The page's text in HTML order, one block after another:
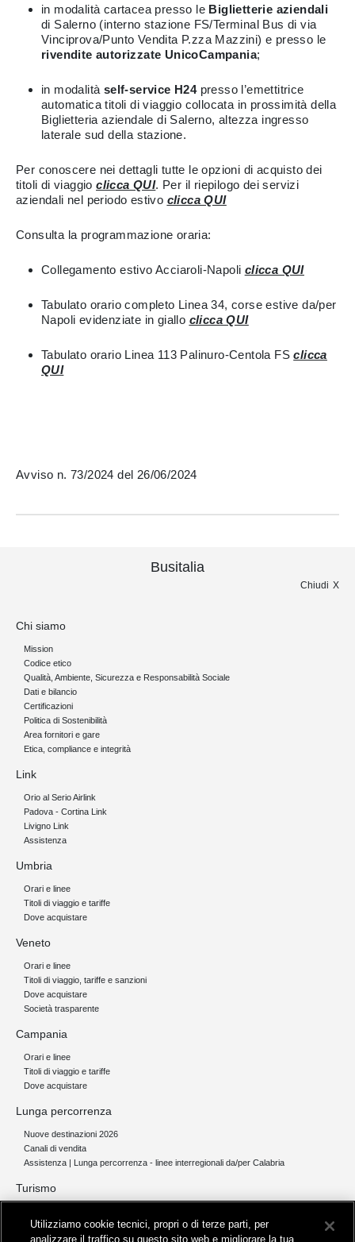
in modalità cartacea presso le Biglietterie aziendali
di Salerno (interno stazione FS/Terminal Bus di via
Vinciprova/Punto Vendita P.zza Mazzini) e presso le
rivendite autorizzate UnicoCampania;
in modalità self-service H24presso l’emettitrice
automatica titoli di viaggio collocata in prossimità della
Biglietteria aziendale di Salerno, altezza ingresso
laterale sud della stazione.
Per conoscere nei dettagli tutte le opzioni di acquisto dei
titoli di viaggioclicca QUI. Per il riepilogo dei servizi
aziendali nel periodo estivo clicca QUI
Consulta la programmazione oraria:
Collegamento estivo Acciaroli-Napoli clicca QUI
Tabulato orario completo Linea 34, corse estive da/per
Napoli evidenziate in giallo clicca QUI
Tabulato orario Linea 113 Palinuro-Centola FSclicca
QUI
Avviso n. 73/2024 del 26/06/2024
Busitalia
Chiudi
Chi siamo
Mission
Codice etico
Qualità, Ambiente, Sicurezza e Responsabilità Sociale
Dati e bilancio
Certificazioni
Politica di Sostenibilità
Area fornitori e gare
Etica, compliance e integrità
Link
Orio al Serio Airlink
Padova - Cortina Link
Livigno Link
Assistenza
Umbria
Orari e linee
Titoli di viaggio e tariffe
Dove acquistare
Veneto
Orari e linee
Titoli di viaggio, tariffe e sanzioni
Dove acquistare
Società trasparente
Campania
Orari e linee
Titoli di viaggio e tariffe
Dove acquistare
Lunga percorrenza
Nuove destinazioni 2026
Canali di vendita
Assistenza | Lunga percorrenza - linee interregionali da/per Calabria
Turismo
Servizi per aeroporti
Servizi di noleggio con conducente
Utilizziamo cookie tecnici, propri o di terze parti, per
analizzare il traffico su questo sito web e migliorare la tua